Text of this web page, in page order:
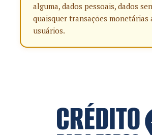
alguma, dados pessoais, dados
quaisquer transações monetárias
usuários.